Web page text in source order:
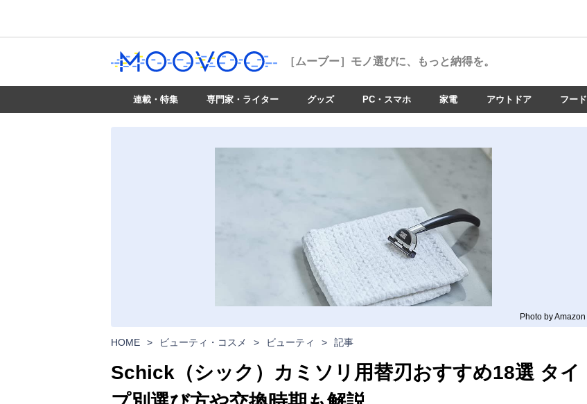
［ムーブー］ モノ選びに、もっと納得を。
連載・特集 専門家・ライター グッズ PC・スマホ 家電 アウトドア フード
Photo by Amazon
HOME > ビューティ・コスメ > ビューティ > 記事
Schick（シック）カミソリ用替刃おすすめ18選 タイ